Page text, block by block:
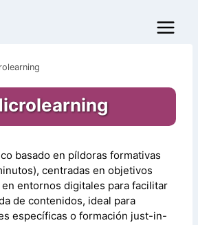
basado en píldoras formativas
centradas en objetivos
entornos digitales para facilitar
de contenidos, ideal para
específicas o formación just-in-